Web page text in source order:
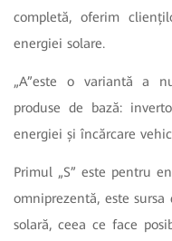
completă, oferim
energiei solare.
„A”este o variantă a
produse de bază:
energiei și încărcare
Primul „S” este pentru
omniprezentă, este
solară, ceea ce face